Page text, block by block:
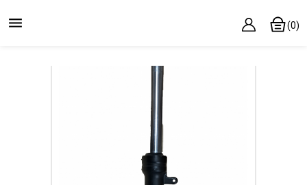
 (0)